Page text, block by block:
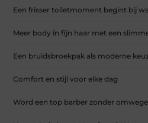
Een frisser toiletmoment begint bij
Meer body in fijn haar met een
Een bruidsbroekpak als moderne
Comfort en stijl voor elke dag
Word een top barber zonder